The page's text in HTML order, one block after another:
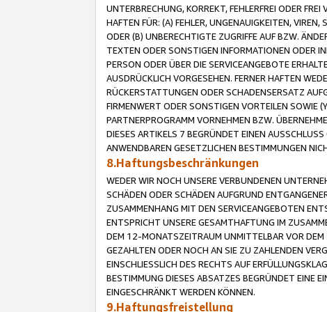
UNTERBRECHUNG, KORREKT, FEHLERFREI ODER
HAFTEN FÜR: (A) FEHLER, UNGENAUIGKEITEN,
ODER (B) UNBERECHTIGTE ZUGRIFFE AUF BZW.
TEXTEN ODER SONSTIGEN INFORMATIONEN ODER
PERSON ODER ÜBER DIE SERVICEANGEBOTE
AUSDRÜCKLICH VORGESEHEN. FERNER HAFTEN
RÜCKERSTATTUNGEN ODER SCHADENSERSATZ
FIRMENWERT ODER SONSTIGEN VORTEILEN SOWIE
PARTNERPROGRAMM VORNEHMEN BZW.
DIESES ARTIKELS 7 BEGRÜNDET EINEN
ANWENDBAREN GESETZLICHEN BESTIMMUNGEN
8.Haftungsbeschränkungen
WEDER WIR NOCH UNSERE VERBUNDENEN
SCHÄDEN ODER SCHÄDEN AUFGRUND
ZUSAMMENHANG MIT DEN SERVICEANGEBOTEN
ENTSPRICHT UNSERE GESAMTHAFTUNG IM
DEM 12-MONATSZEITRAUM UNMITTELBAR VOR
GEZAHLTEN ODER NOCH AN SIE ZU ZAHLENDEN
EINSCHLIESSLICH DES RECHTS AUF
BESTIMMUNG DIESES ABSATZES BEGRÜNDET EINE
EINGESCHRÄNKT WERDEN KÖNNEN.
9.Haftungsfreistellung